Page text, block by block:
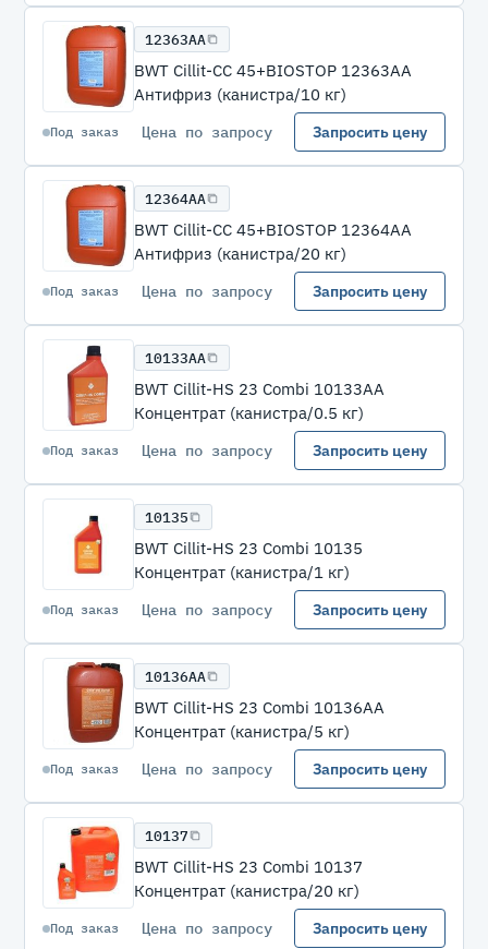
12363АА
BWT Cillit-CC 45+BIOSTOP 12363АА
Антифриз (канистра/10 кг)
Под заказ Цена по запросу Запросить цену
12364АА
BWT Cillit-CC 45+BIOSTOP 12364АА
Антифриз (канистра/20 кг)
Под заказ Цена по запросу Запросить цену
10133АА
BWT Cillit-HS 23 Combi 10133АА
Концентрат (канистра/0.5 кг)
Под заказ Цена по запросу Запросить цену
10135
BWT Cillit-HS 23 Combi 10135
Концентрат (канистра/1 кг)
Под заказ Цена по запросу Запросить цену
10136АА
BWT Cillit-HS 23 Combi 10136АА
Концентрат (канистра/5 кг)
Под заказ Цена по запросу Запросить цену
10137
BWT Cillit-HS 23 Combi 10137
Концентрат (канистра/20 кг)
Под заказ Цена по запросу Запросить цену